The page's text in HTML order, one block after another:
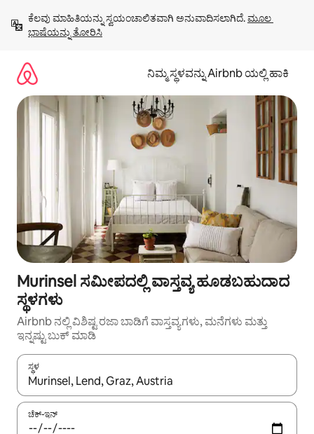
ಹೋಗಿ
ಕೆಲವು ಮಾಹಿತಿಯನ್ನು ಸ್ವಯಂಚಾಲಿತವಾಗಿ ಅನುವಾದಿಸಲಾಗಿದೆ. ಮೂಲ
ಭಾಷೆಯನ್ನು ತೋರಿಸಿ
ನಿಮ್ಮ ಸ್ಥಳವನ್ನು Airbnb ಯಲ್ಲಿ ಹಾಕಿ
Murinsel ಸಮೀಪದಲ್ಲಿ ವಾಸ್ತವ್ಯ ಹೂಡಬಹುದಾದ
ಸ್ಥಳಗಳು
Airbnb ನಲ್ಲಿ ವಿಶಿಷ್ಟ ರಜಾ ಬಾಡಿಗೆ ವಾಸ್ತವ್ಯಗಳು, ಮನೆಗಳು ಮತ್ತು
ಇನ್ನಷ್ಟು ಬುಕ್ ಮಾಡಿ
ಸ್ಥಳ
ಫಲಿತಾಂಶಗಳು ಲಭ್ಯವಿರುವಾಗ, ಅಪ್ ಮತ್ತು ಡೌನ್ ಬಾಣದ ಕೀಲಿಗಳೊಂದಿಗೆ
ಚೆಕ್-ಇನ್